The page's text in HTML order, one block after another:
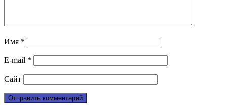
Имя *
E-mail *
Сайт